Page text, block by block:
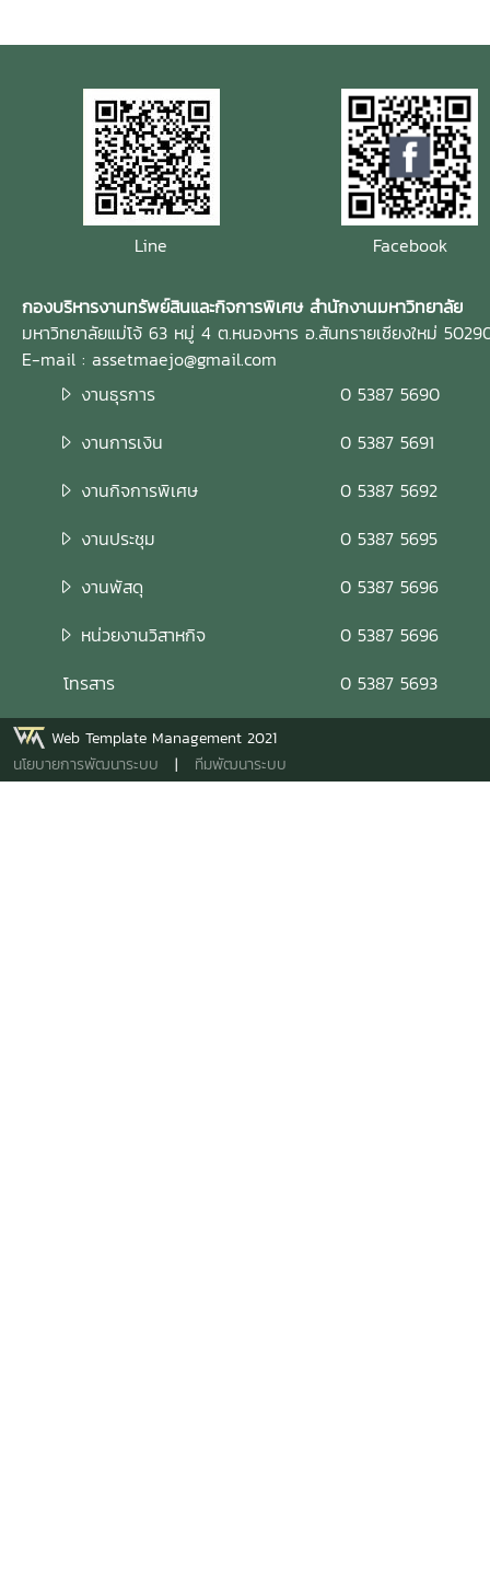
Line Facebook
กองบริหารงานทรัพย์สินและกิจการพิเศษ สำนักงานมหาวิทยาลัย
มหาวิทยาลัยแม่โจ้ 63 หมู่ 4 ต.หนองหาร อ.สันทรายเชียงใหม่
E-mail : assetmaejo@gmail.com
งานธุรการ
0 5387 5690
งานการเงิน
0 5387 5691
งานกิจการพิเศษ
0 5387 5692
งานประชุม
0 5387 5695
งานพัสดุ
0 5387 5696
หน่วยงานวิสาหกิจ
0 5387 5696
โทรสาร
0 5387 5693
Web Template Management 2021
นโยบายการพัฒนาระบบ | ทีมพัฒนาระบบ